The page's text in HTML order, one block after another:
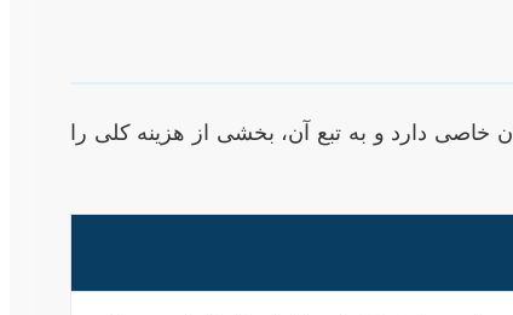
دارد و به تبع آن، بخشی از هزینه کلی را